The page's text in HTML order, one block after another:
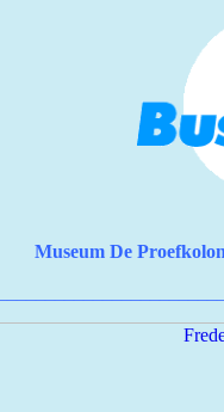
Museum De